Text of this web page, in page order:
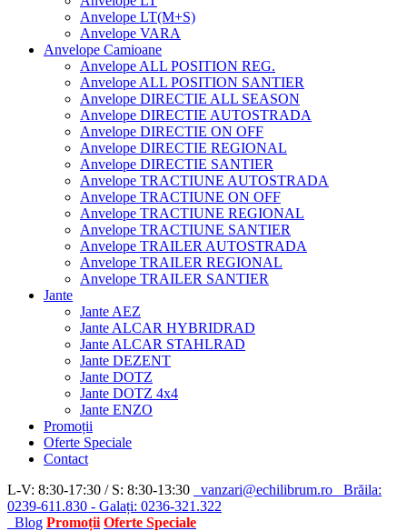
Anvelope LT(M+S)
Anvelope VARA
Anvelope Camioane
Anvelope ALL POSITION REG.
Anvelope ALL POSITION SANTIER
Anvelope DIRECTIE ALL SEASON
Anvelope DIRECTIE AUTOSTRADA
Anvelope DIRECTIE ON OFF
Anvelope DIRECTIE REGIONAL
Anvelope DIRECTIE SANTIER
Anvelope TRACTIUNE AUTOSTRADA
Anvelope TRACTIUNE ON OFF
Anvelope TRACTIUNE REGIONAL
Anvelope TRACTIUNE SANTIER
Anvelope TRAILER AUTOSTRADA
Anvelope TRAILER REGIONAL
Anvelope TRAILER SANTIER
Jante
Jante AEZ
Jante ALCAR HYBRIDRAD
Jante ALCAR STAHLRAD
Jante DEZENT
Jante DOTZ
Jante DOTZ 4x4
Jante ENZO
Promoții
Oferte Speciale
Contact
L-V: 8:30-17:30 / S: 8:30-13:30
vanzari@echilibrum.ro
Brăila:
0239-611.830 - Galați: 0236-321.322
Blog Promoții Oferte Speciale